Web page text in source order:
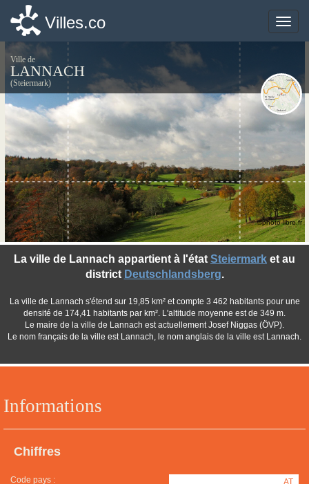
Toggle
Villes.co
Ville de
LANNACH
(Steiermark)
Informations
Chiffres
Code pays : AT
La ville de Lannach appartient à l'état Steiermark et au
district Deutschlandsberg.
La ville de Lannach s'étend sur 19,85 km² et compte 3 462 habitants pour une
densité de 174,41 habitants par km². L'altitude moyenne est de 349 m.
Le maire de la ville de Lannach est actuellement Josef Niggas (ÖVP).
Le nom français de la ville est Lannach, le nom anglais de la ville est Lannach.
©photo-libre.fr
Toggle
Villes.co